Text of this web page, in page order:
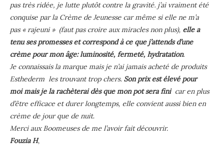
pas très ridée, je lutte plutôt contre la gravité. j’ai vraiment été
conquise par la Crème de Jeunesse car même si elle ne m’a
pas « rajeuni » (faut pas croire aux miracles non plus), elle a
tenu ses promesses et correspond à ce que j’attends d’une
crème pour mon âge: luminosité, fermeté, hydratation.
Je connaissais la marque mais je n’ai jamais acheté de produits
Esthederm les trouvant trop chers. Son prix est élevé pour
moi mais je la rachèterai dès que mon pot sera fini car en plus
d’être efficace et durer longtemps, elle convient aussi bien en
crème de jour que de nuit.
Merci aux Boomeuses de me l’avoir fait découvrir.
Fouzia H,